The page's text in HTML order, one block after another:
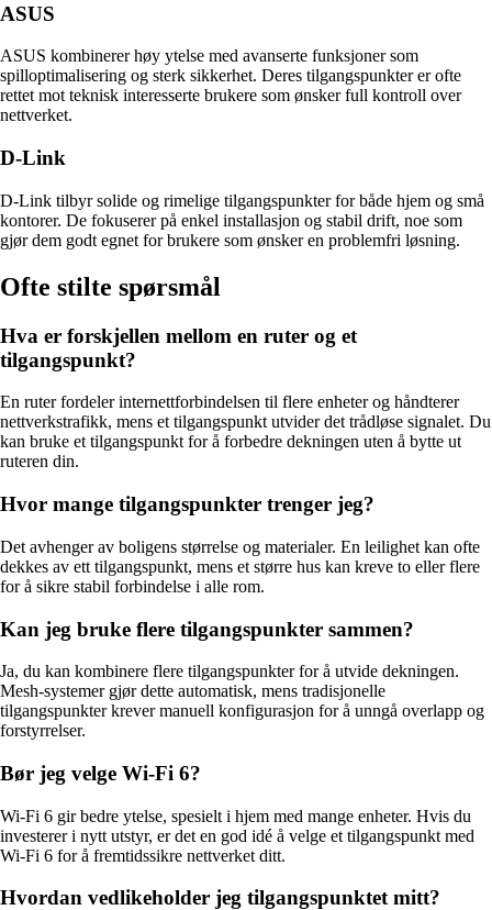
ASUS
ASUS kombinerer høy ytelse med avanserte funksjoner som
spilloptimalisering og sterk sikkerhet. Deres tilgangspunkter er ofte
rettet mot teknisk interesserte brukere som ønsker full kontroll over
nettverket.
D-Link
D-Link tilbyr solide og rimelige tilgangspunkter for både hjem og små
kontorer. De fokuserer på enkel installasjon og stabil drift, noe som
gjør dem godt egnet for brukere som ønsker en problemfri løsning.
Ofte stilte spørsmål
Hva er forskjellen mellom en ruter og et
tilgangspunkt?
En ruter fordeler internettforbindelsen til flere enheter og håndterer
nettverkstrafikk, mens et tilgangspunkt utvider det trådløse signalet. Du
kan bruke et tilgangspunkt for å forbedre dekningen uten å bytte ut
ruteren din.
Hvor mange tilgangspunkter trenger jeg?
Det avhenger av boligens størrelse og materialer. En leilighet kan ofte
dekkes av ett tilgangspunkt, mens et større hus kan kreve to eller flere
for å sikre stabil forbindelse i alle rom.
Kan jeg bruke flere tilgangspunkter sammen?
Ja, du kan kombinere flere tilgangspunkter for å utvide dekningen.
Mesh-systemer gjør dette automatisk, mens tradisjonelle
tilgangspunkter krever manuell konfigurasjon for å unngå overlapp og
forstyrrelser.
Bør jeg velge Wi-Fi 6?
Wi-Fi 6 gir bedre ytelse, spesielt i hjem med mange enheter. Hvis du
investerer i nytt utstyr, er det en god idé å velge et tilgangspunkt med
Wi-Fi 6 for å fremtidssikre nettverket ditt.
Hvordan vedlikeholder jeg tilgangspunktet mitt?